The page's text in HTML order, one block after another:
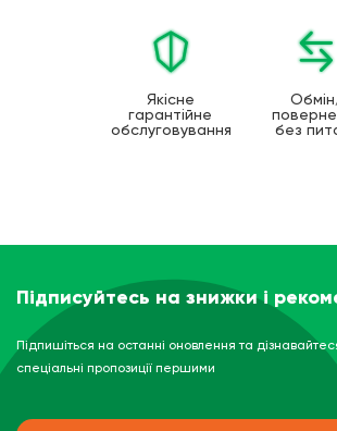
Якісне
гарантійне
обслуговування
без
Підписуйтесь на знижки і
Підпишіться на останні оновлення та
спеціальні пропозиції першими